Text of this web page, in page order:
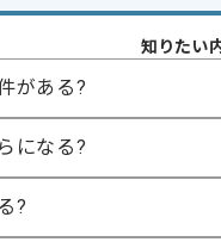
験やスキルをお持ちであれば申
1回
1人
知りたい
がある?
になる?
?